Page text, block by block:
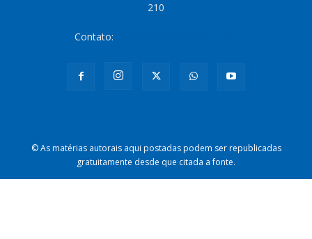
210
Contato:
© As matérias autorais aqui postadas podem ser republicadas
gratuitamente desde que citada a fonte.